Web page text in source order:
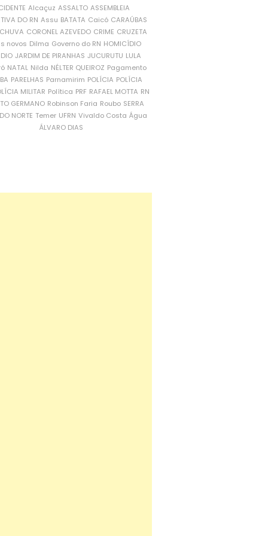
Alcaçuz ASSALTO ASSEMBLEIA
DO RN Assu BATATA Caicó CARAÚBAS
CORONEL AZEVEDO CRIME CRUZETA
novos Dilma Governo do RN HOMICÍDIO
JARDIM DE PIRANHAS JUCURUTU LULA
NATAL Nilda NÉLTER QUEIROZ Pagamento
PARELHAS Parnamirim POLÍCIA POLÍCIA
MILITAR Política PRF RAFAEL MOTTA RN
GERMANO Robinson Faria Roubo SERRA
NORTE Temer UFRN Vivaldo Costa Água
ÁLVARO DIAS